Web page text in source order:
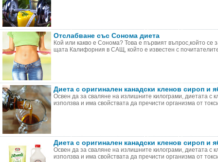
Отслабване със Сонома диета
Кой или какво е Сонома? Това е първият въпрос,който се
щата Калифорния в САЩ, който е известен с
Диета с оригинален канадски кленов сироп и
Освен да за сваляне на излишните килограми, диетата с
използва и има свойствата да пречисти организма от
Диета с оригинален канадски кленов сироп и
Освен да за сваляне на излишните килограми, диетата с
използва и има свойствата да пречисти организма от